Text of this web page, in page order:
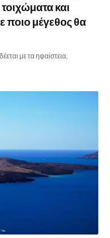
και
ποιο μέγεθος θα
με τα ηφαίστεια,